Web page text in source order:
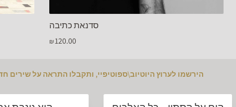
סדנאת כתיבה
₪120.00
הירשמו לערוץ היוטיוב\ספוטיפיי, ותקבלו התראה על שירים